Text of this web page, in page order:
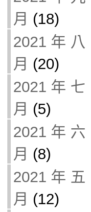
月 (18)
2021 年 八
月 (20)
2021 年 七
月 (5)
2021 年 六
月 (8)
2021 年 五
月 (12)